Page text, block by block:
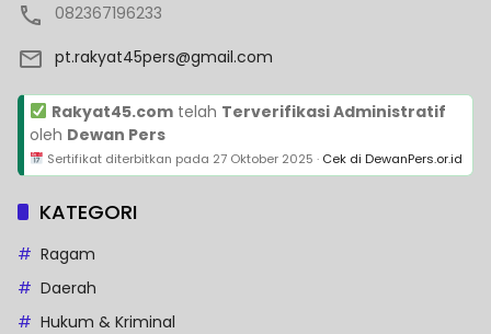
082367196233
pt.rakyat45pers@gmail.com
Rakyat45.comtelah Terverifikasi Administratif
oleh Dewan Pers
Sertifikat diterbitkan pada 27 Oktober 2025 · Cek di DewanPers.or.id
KATEGORI
Ragam
Daerah
Hukum & Kriminal